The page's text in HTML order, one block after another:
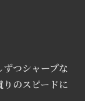
ずつシャープな
のスピードに